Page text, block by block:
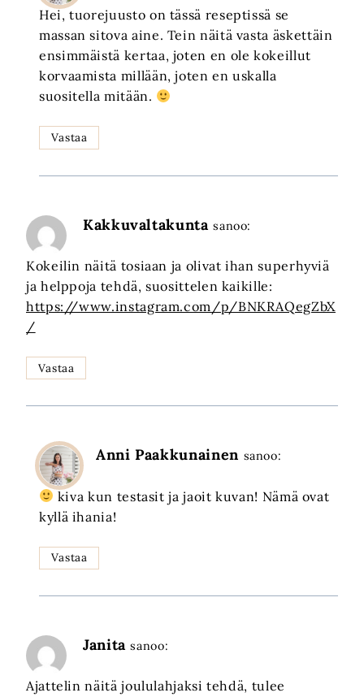
Hei, tuorejuusto on tässä reseptissä se
massan sitova aine. Tein näitä vasta äskettäin
ensimmäistä kertaa, joten en ole kokeillut
korvaamista millään, joten en uskalla
suositella mitään.
Vastaa
Kakkuvaltakunta sanoo:
Kokeilin näitä tosiaan ja olivat ihan superhyviä
ja helppoja tehdä, suosittelen kaikille:
https://www.instagram.com/p/BNKRAQegZbX
/
Vastaa
Anni Paakkunainen sanoo:
kiva kun testasit ja jaoit kuvan! Nämä ovat
kyllä ihania!
Vastaa
Janita sanoo:
Ajattelin näitä joululahjaksi tehdä, tulee